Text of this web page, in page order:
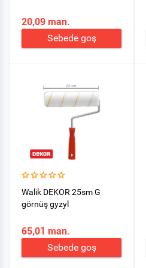
20,09 man.
Sebede goş
Walik DEKOR 25sm G
görnüş gyzyl
65,01 man.
Sebede goş